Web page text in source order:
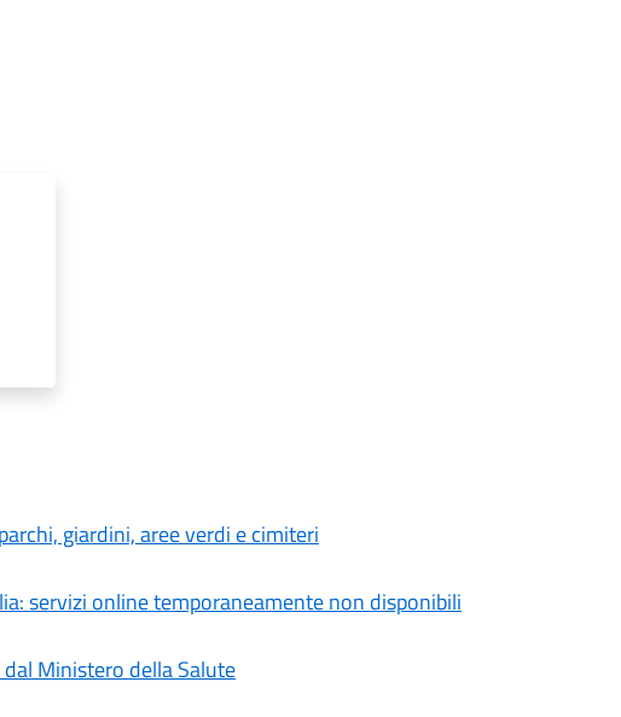
giardini, aree verdi e cimiteri
servizi online temporaneamente non disponibili
Ministero della Salute